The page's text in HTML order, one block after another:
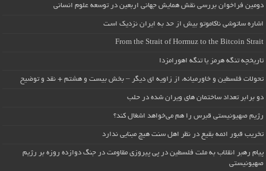
دومین فراخوان بررسی نقش همایش جهانی اربعین در توسعه علوم انسانی
اشاره ساتوشی ناکاموتو بیش از حد به ایران نزدیک است
From the Strait of Hormuz to the Bitcoin Strait
تاریخچه تنگه هرمز یا تنگه اهورامزدا
تحولات فلسطین و خاورمیانه، از زاویه ای دیگر – بخش بیست و هشتم + نقد و توضیح
دو برابر تعداد ساختمان های ویران شده در حلب
رژیم صهیونیستی قبرس را هم می‌خواهد اشغال کند؟
تخریب قبور ائمه بقیع در نظر اهل سنت هیچ مبنایی ندارد
پیام رهبر انقلاب به ملت فلسطین در پی پیروزی مقاومت در جنگ دوازده روزه بر رژیم
صهیونیستی